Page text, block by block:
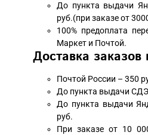
До пункта выдачи
руб.(при заказе от
100% предоплата
Маркет и Почтой.
Доставка
Почтой России – 350
До пункта выдачи
До пункта выдачи
руб.
При заказе от 10